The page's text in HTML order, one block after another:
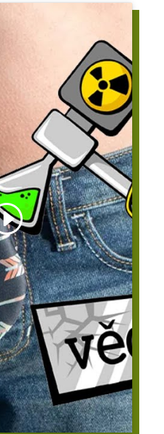
marketingové
tento obsah.